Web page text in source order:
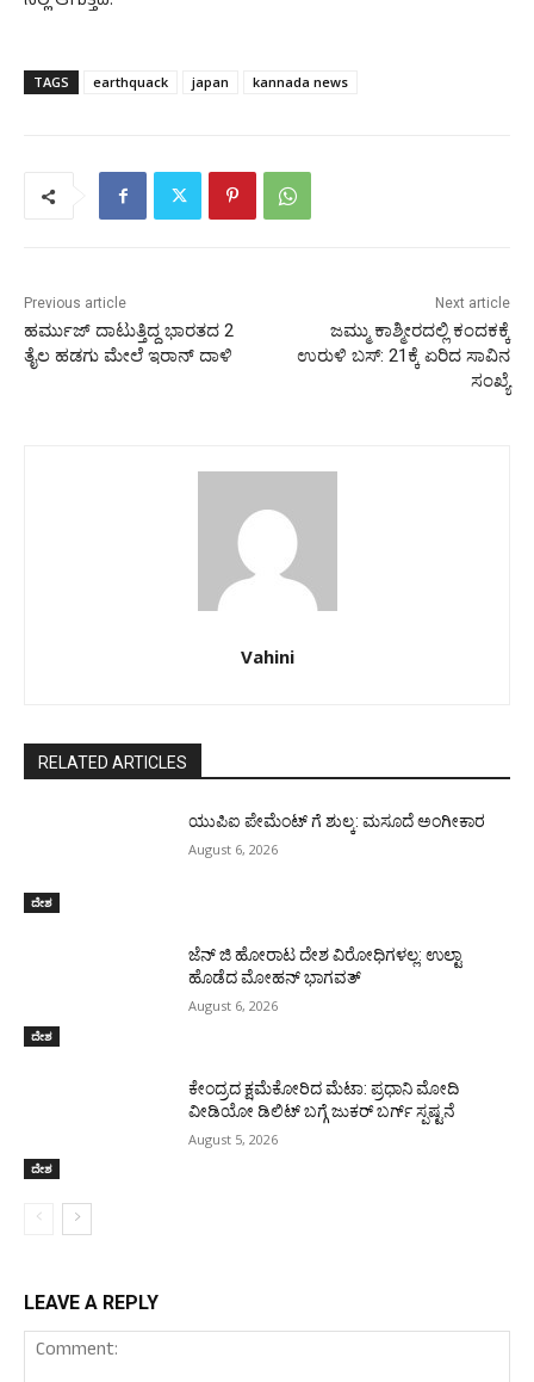
TAGS earthquack japan kannada news
Previous article
ಹರ್ಮುಜ್ ದಾಟುತ್ತಿದ್ದ ಭಾರತದ 2
ತೈಲ ಹಡಗು ಮೇಲೆ ಇರಾನ್ ದಾಳಿ
Next article
ಜಮ್ಮು ಕಾಶ್ಮೀರದಲ್ಲಿ ಕಂದಕಕ್ಕೆ
ಉರುಳಿ ಬಸ್: 21ಕ್ಕೆ ಏರಿದ ಸಾವಿನ
ಸಂಖ್ಯೆ
Vahini
RELATED ARTICLES
ದೇಶ
ಯುಪಿಐ ಪೇಮೆಂಟ್ ಗೆ ಶುಲ್ಕ: ಮಸೂದೆ ಅಂಗೀಕಾರ
August 6, 2026
ದೇಶ
ಜೆನ್ ಜಿ ಹೋರಾಟ ದೇಶ ವಿರೋಧಿಗಳಲ್ಲ: ಉಲ್ಟಾ
ಹೊಡೆದ ಮೋಹನ್ ಭಾಗವತ್
August 6, 2026
ದೇಶ
ಕೇಂದ್ರದ ಕ್ಷಮೆಕೋರಿದ ಮೆಟಾ: ಪ್ರಧಾನಿ ಮೋದಿ
ವೀಡಿಯೋ ಡಿಲಿಟ್ ಬಗ್ಗೆ ಜುಕರ್ ಬರ್ಗ್ ಸ್ಪಷ್ಟನೆ
August 5, 2026
LEAVE A REPLY